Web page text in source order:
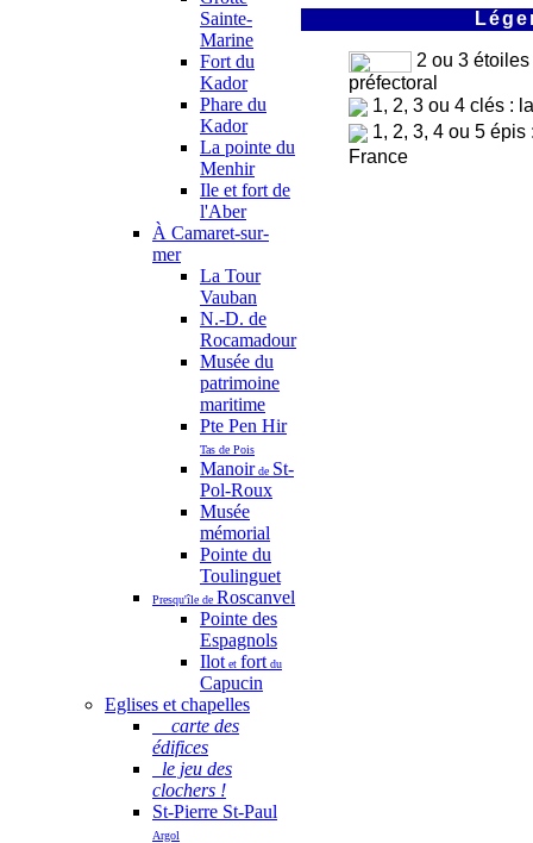
Sainte-
Marine
Fort du
Kador
Phare du
Kador
La pointe du
Menhir
Ile et fort de
l'Aber
À Camaret-sur-
mer
La Tour
Vauban
N.-D. de
Rocamadour
Musée du
patrimoine
maritime
Pte Pen Hir
Tas de Pois
Manoirde St-
Pol-Roux
Musée
mémorial
Pointe du
Toulinguet
Presqu'île de Roscanvel
Pointe des
Espagnols
Ilot et fort du
Capucin
Eglises et chapelles
carte des
édifices
le jeu des
clochers !
St-Pierre St-Paul
Argol
2 ou 3
préfectoral
1, 2, 3 ou 4 clés :
1, 2, 3, 4 ou 5
France